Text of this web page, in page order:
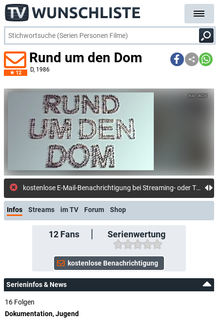
12
Rund um den Dom
D, 1986
WDR
kostenlose E-Mail-Benachrichtigung bei Streaming- oder TV-Start
Infos Streams im TV Forum Shop
12Fans Serienwertung
Serieninfos & News
16 Folgen
Dokumentation, Jugend